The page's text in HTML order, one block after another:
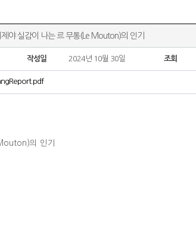
야 실감이 나는 르 무통(Le Mouton)의 인기
작성일 2024년 10월 30일 조회
의 인기